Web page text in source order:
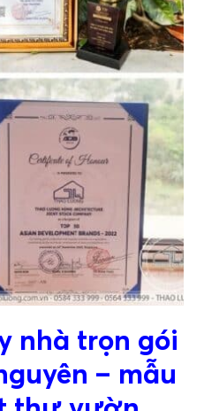
nhà trọn gói
– mẫu